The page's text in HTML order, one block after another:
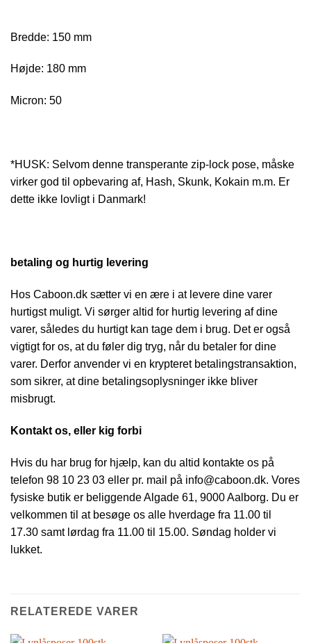
Bredde: 150 mm
Højde: 180 mm
Micron: 50
*HUSK: Selvom denne transperante zip-lock pose, måske
virker god til opbevaring af, Hash, Skunk, Kokain m.m. Er
dette ikke lovligt i Danmark!
betaling og hurtig levering
Hos Caboon.dk sætter vi en ære i at levere dine varer
hurtigst muligt. Vi sørger altid for hurtig levering af dine
varer, således du hurtigt kan tage dem i brug. Det er også
vigtigt for os, at du føler dig tryg, når du betaler for dine
varer. Derfor anvender vi en krypteret betalingstransaktion,
som sikrer, at dine betalingsoplysninger ikke bliver
misbrugt.
Kontakt os, eller kig forbi
Hvis du har brug for hjælp, kan du altid kontakte os på
telefon 98 10 23 03 eller pr. mail på info@caboon.dk. Vores
fysiske butik er beliggende Algade 61, 9000 Aalborg. Du er
velkommen til at besøge os alle hverdage fra 11.00 til
17.30 samt lørdag fra 11.00 til 15.00. Søndag holder vi
lukket.
RELATEREDE VARER